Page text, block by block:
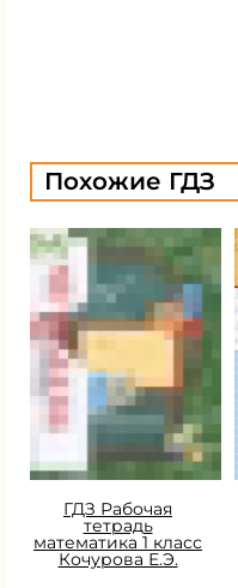
Похожие ГДЗ
ГДЗ Рабочая
тетрадь
математика 1 класс
Кочурова Е.Э.